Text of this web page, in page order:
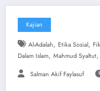
Kajian
Al-Adalah, Etika Sosial,
Dalam Islam, Mahmud Syaltut,
Salman Akif Faylasuf